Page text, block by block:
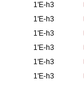
1'E-h3
1'E-h3
1'E-h3
1'E-h3
1'E-h3
1'E-h3